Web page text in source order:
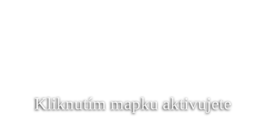
Kliknutím mapku aktivujete